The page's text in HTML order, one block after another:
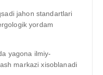
jahon standartlari
yordam
yagona ilmiy-
markazi xisoblanadi